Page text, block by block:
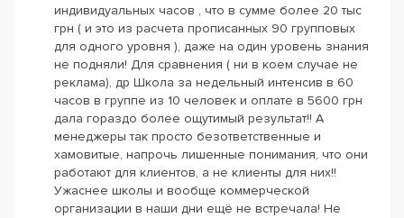
индивидуальных часов , что в сумме более 20 тыс
грн ( и это из расчета прописанных 90 групповых
для одного уровня ), даже на один уровень знания
не подняли! Для сравнения ( ни в коем случае не
реклама), др Школа за недельный интенсив в 60
часов в группе из 10 человек и оплате в 5600 грн
дала гораздо более ощутимый результат!! А
менеджеры так просто безответственные и
хамовитые, напрочь лишенные понимания, что они
работают для клиентов, а не клиенты для них!!
Ужаснее школы и вообще коммерческой
организации в наши дни ещё не встречала! Не